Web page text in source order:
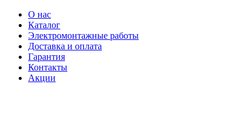
О нас
Каталог
Электромонтажные работы
Доставка и оплата
Гарантия
Контакты
Акции